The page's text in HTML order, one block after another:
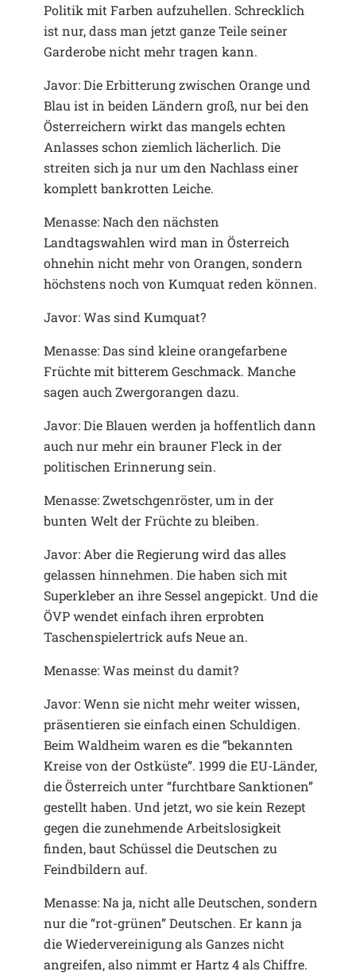
Politik mit Farben aufzuhellen. Schrecklich
ist nur, dass man jetzt ganze Teile seiner
Garderobe nicht mehr tragen kann.
Javor: Die Erbitterung zwischen Orange und
Blau ist in beiden Ländern groß, nur bei den
Österreichern wirkt das mangels echten
Anlasses schon ziemlich lächerlich. Die
streiten sich ja nur um den Nachlass einer
komplett bankrotten Leiche.
Menasse: Nach den nächsten
Landtagswahlen wird man in Österreich
ohnehin nicht mehr von Orangen, sondern
höchstens noch von Kumquat reden können.
Javor: Was sind Kumquat?
Menasse: Das sind kleine orangefarbene
Früchte mit bitterem Geschmack. Manche
sagen auch Zwergorangen dazu.
Javor: Die Blauen werden ja hoffentlich dann
auch nur mehr ein brauner Fleck in der
politischen Erinnerung sein.
Menasse: Zwetschgenröster, um in der
bunten Welt der Früchte zu bleiben.
Javor: Aber die Regierung wird das alles
gelassen hinnehmen. Die haben sich mit
Superkleber an ihre Sessel angepickt. Und die
ÖVP wendet einfach ihren erprobten
Taschenspielertrick aufs Neue an.
Menasse: Was meinst du damit?
Javor: Wenn sie nicht mehr weiter wissen,
präsentieren sie einfach einen Schuldigen.
Beim Waldheim waren es die “bekannten
Kreise von der Ostküste”. 1999 die EU-Länder,
die Österreich unter “furchtbare Sanktionen”
gestellt haben. Und jetzt, wo sie kein Rezept
gegen die zunehmende Arbeitslosigkeit
finden, baut Schüssel die Deutschen zu
Feindbildern auf.
Menasse: Na ja, nicht alle Deutschen, sondern
nur die “rot-grünen” Deutschen. Er kann ja
die Wiedervereinigung als Ganzes nicht
angreifen, also nimmt er Hartz 4 als Chiffre.